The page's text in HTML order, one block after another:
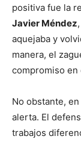
positiva fue la
Javier Méndez
aquejaba y
manera, el
compromiso en
No obstante, en
alerta. El
trabajos